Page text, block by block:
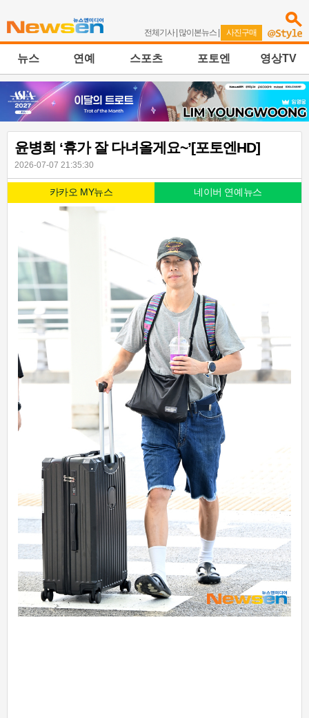
전체기사| 많이본뉴스 | 사진구매
뉴스 연예 스포츠 포토엔 영상TV
윤병희 ‘휴가 잘 다녀올게요~’[포토엔HD]
2026-07-07 21:35:30
카카오 MY뉴스 네이버 연예뉴스